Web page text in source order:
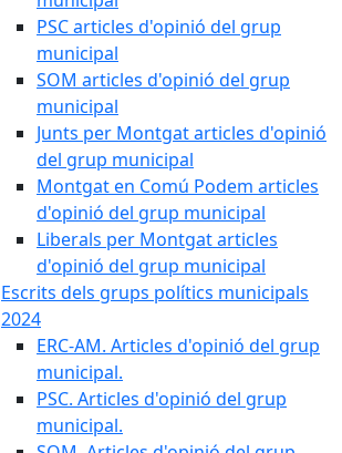
PSC articles d'opinió del grup
municipal
SOM articles d'opinió del grup
municipal
Junts per Montgat articles d'opinió
del grup municipal
Montgat en Comú Podem articles
d'opinió del grup municipal
Liberals per Montgat articles
d'opinió del grup municipal
Escrits dels grups polítics municipals
2024
ERC-AM. Articles d'opinió del grup
municipal.
PSC. Articles d'opinió del grup
municipal.